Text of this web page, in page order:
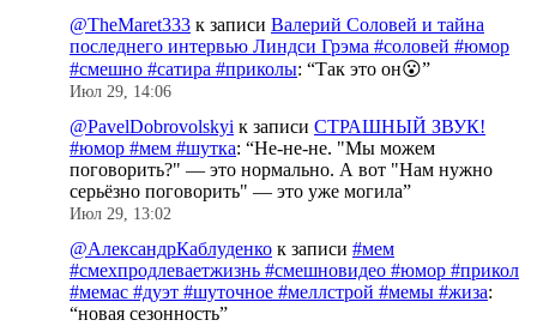
@TheMaret333 к записи Валерий Соловей и тайна
последнего интервью Линдси Грэма #соловей #юмор
#смешно #сатира #приколы: “Так это он😮”
Июл 29, 14:06
@PavelDobrovolskyi к записи СТРАШНЫЙ ЗВУК!
#юмор #мем #шутка: “Не-не-не. "Мы можем
поговорить?" — это нормально. А вот "Нам нужно
серьёзно поговорить" — это уже могила”
Июл 29, 13:02
@АлександрКаблуденко к записи #мем
#смехпродлеваетжизнь #смешновидео #юмор #прикол
#мемас #дуэт #шуточное #меллстрой #мемы #жиза:
“новая сезонность”